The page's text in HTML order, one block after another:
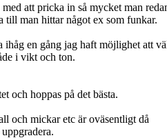
att pricka in så mycket man
till man hittar något ex som funkar.
ihåg en gång jag haft möjlighet att
i vikt och ton.
och hoppas på det bästa.
och mickar etc är oväsentligt då